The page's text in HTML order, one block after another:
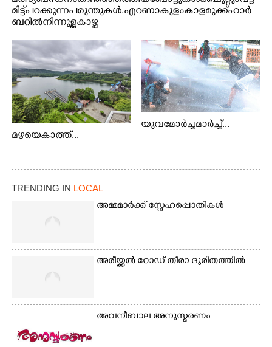
മിട്ട് പറക്കുന്ന പരുന്തുകൾ. എറണാകുളം കാളമുക്ക് ഹാർ
ബറിൽ നിന്നുള്ള കാഴ്ച
മഴയെകാത്ത്...
യുവമോർച്ചമാർച്ച്...
TRENDING IN LOCAL
അമ്മമാർക്ക് സ്നേഹപ്പൊതികൾ
അരീയ്ക്കൽ റോഡ് തീരാ ദുരിതത്തിൽ
അവനീബാല അനുസ്മരണം